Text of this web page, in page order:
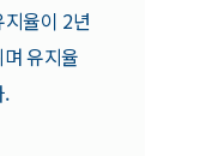
율이 2년
유지율
.